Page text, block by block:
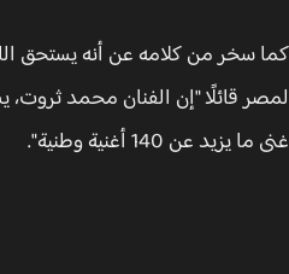
سخر من كلامه عن أنه يستحق
قائلًا "إن الفنان محمد ثروت،
عن 140 أغنية وطنية".